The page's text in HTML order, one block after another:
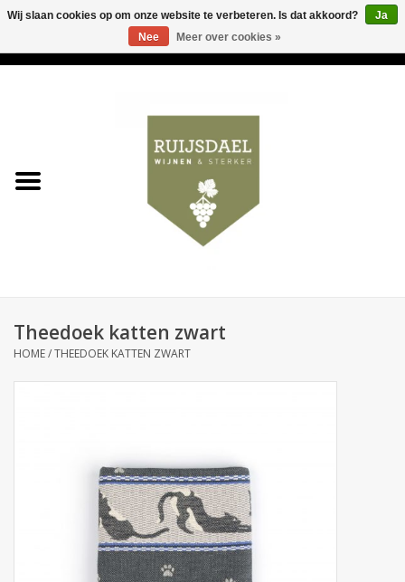
& sterker
Contact
Theedoek katten zwart
HOME/THEEDOEK KATTEN ZWART
Wij slaan cookies op om onze website te verbeteren. Is dat akkoord?
Ja
Nee
Meer over cookies »